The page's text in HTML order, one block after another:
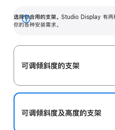
选择你合用的支架。 Studio Display 有两
你的各种安装需求。
展
可调倾斜度的支架
可调倾斜度及高‍度的支‍架